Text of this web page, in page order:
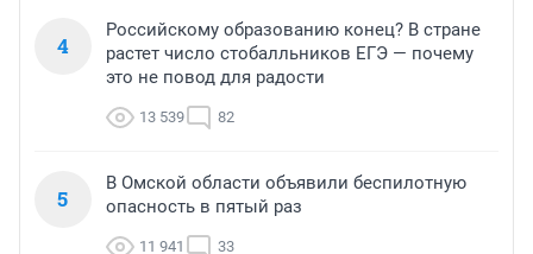
4
Российскому образованию конец? В стране
растет число стобалльников ЕГЭ — почему
это не повод для радости
13 539 82
5
В Омской области объявили беспилотную
опасность в пятый раз
11 941 33